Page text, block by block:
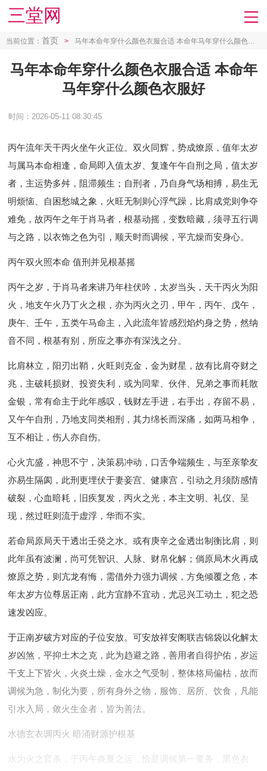
三堂网
当前位置： 首页 > 马年本命年穿什么颜色衣服合适 本命年马年穿什么颜色衣服好
马年本命年穿什么颜色衣服合适 本命年
马年穿什么颜色衣服好
时间：2026-05-11 08:30:45
丙午流年天干丙火坐午火正位。双火同辉，势成燎原，值年太岁
与属马本命相逢，命局即入值太岁、复逢午午自刑之局，值太岁
者，主运势多舛，阻滞频生；自刑者，乃自身气场相搏，易生无
明烦恼、自困愁城之象，火旺无制则心浮气躁，比肩成党则争夺
难免，故丙午之年于肖马者，根基动摇，变数暗藏，须寻五行调
与之路，以衣饰之色为引，顺天时而调候，平亢燥而安身心。
丙午双火照本命 值刑并见根基摇
丙午之岁，于肖马者来讲乃年柱伏吟，太岁当头，天干丙火为阳
火，地支午火乃丁火之根，亦为丙火之刃，甲午，丙午、戊午，
庚午、壬午，五类午马命主，入此流年皆感烈焰灼身之势，然纳
音不同，根基有别，所应之事亦有深浅之分。
比肩林立，阳刃出鞘，火旺则克金，金为财星，故有比肩夺财之
兆，主破耗损财、投资失利，或为同辈、伙伴、兄弟之事而耗散
金银，常有命主于此年感叹，钱财左手进，右手出，存留不易，
又午午自刑，乃地支同类相刑，其力绵长而深痛，如两马相争，
互不相让，伤人亦自伤。
心火亢盛，神思不宁，决策易冲动，口舌争端频生，与至亲挚友
亦易生隔阂，此刑更埋伏于妻妾宫、健康宫，引动之月须防感情
破裂，心血暗耗，旧疾复发，丙火之光，本主文明、礼仪、呈
现，然过旺则流于虚浮，华而不实。
若命局原局天干透出壬癸之水。或有庚辛之金透出制衡比肩，则
此年虽有波澜，尚可凭智识、人脉、财帛化解；倘原局木火再成
燎原之势，则亢龙有悔，需借外力强力调候，方免倾覆之危，本
年太岁方位尊居正南，此方宜静不宜动，尤忌兴工动土，犯之恐
速发凶应。
于正南岁破方对应的子位安放。可安放祥安阁联吉锦袋以化解太
岁凶煞，平抑土木之克，此为趋避之路，善用者自得护佑，岁运
干支上下皆火，火炎土燥，金水之气受制，整体格局偏枯，故而
调候为急，制化为要，所有身外之物，服饰、居所、饮食，凡能
引水入局，敛火生金者，皆为善法。
水德玄衣调丙火 暗涌财源护根基
水为火之官杀，于丙午炎夏之运，恰是调候第一要务，黑色衣